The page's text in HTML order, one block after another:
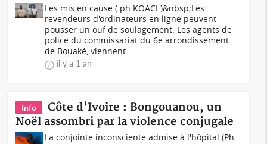
Les mis en cause (.ph KOACI.)&nbsp;Les
revendeurs d'ordinateurs en ligne peuvent
pousser un ouf de soulagement. Les agents de
police du commissariat du 6e arrondissement
de Bouaké, viennent...
il y a 1 an
Info
Côte d'Ivoire : Bongouanou, un
Noël assombri par la violence conjugale
La conjointe inconsciente admise à l'hôpital (Ph